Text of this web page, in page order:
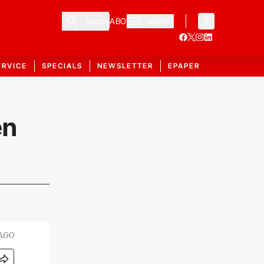
ABO
SPECIALS NEWSLETTER EPAPER